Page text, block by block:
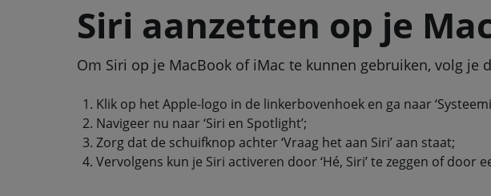
Siri aanzetten op je
Om Siri op je MacBook of iMac te kunnen gebruiken, volg je
Klik op het Apple-logo in de linkerbovenhoek en ga naar
Navigeer nu naar ‘Siri en Spotlight’;
Zorg dat de schuifknop achter ‘Vraag het aan Siri’ aan staat;
Vervolgens kun je Siri activeren door ‘Hé, Siri’ te zeggen of